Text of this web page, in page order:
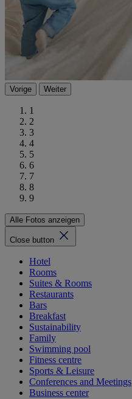
Vorige Weiter
1
2
3
4
5
6
7
8
9
Alle Fotos anzeigen
Close button
Hotel
Rooms
Suites & Rooms
Restaurants
Bars
Breakfast
Sustainability
Family
Swimming pool
Fitness centre
Sports & Leisure
Conferences and Meetings
Business center